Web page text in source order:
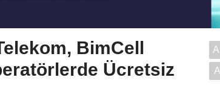
BimCell
Ücretsiz